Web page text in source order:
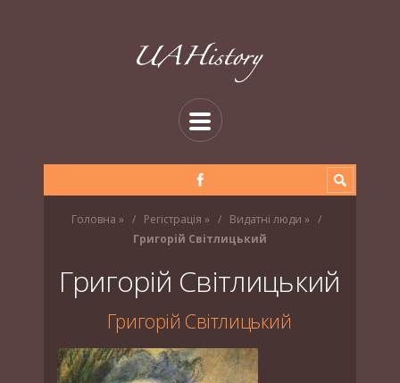
Головна » Регістрація » Видатні люди »
Григорій Світлицький
Григорій Світлицький
Григорій Світлицький